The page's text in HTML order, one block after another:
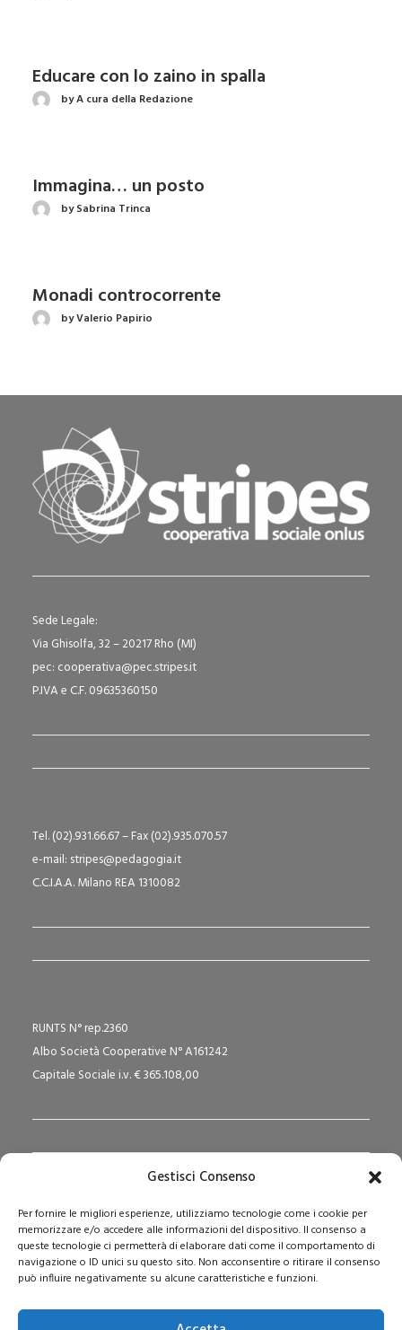
Gestisci Consenso
Per fornire le migliori esperienze, utilizziamo tecnologie come i cookie per
memorizzare e/o accedere alle informazioni del dispositivo. Il consenso a
queste tecnologie ci permetterà di elaborare dati come il comportamento di
navigazione o ID unici su questo sito. Non acconsentire o ritirare il consenso
può influire negativamente su alcune caratteristiche e funzioni.
Educare con lo zaino in spalla
by A cura della Redazione
Immagina… un posto
by Sabrina Trinca
Monadi controcorrente
by Valerio Papirio
Sede Legale:
Via Ghisolfa, 32 – 20217 Rho (MI)
pec: cooperativa@pec.stripes.it
P.IVA e C.F. 09635360150
Tel. (02).931.66.67 – Fax (02).935.070.57
e-mail: stripes@pedagogia.it
C.C.I.A.A. Milano REA 1310082
RUNTS N° rep.2360
Albo Società Cooperative N° A161242
Capitale Sociale i.v. € 365.108,00
Via San Domenico Savio, 6 – 20017 Rho (MI)
Reg. Tribunale: n. 187 del 29/03/97 | ISSN: 1593-2259
Web:www.pedagogia.it